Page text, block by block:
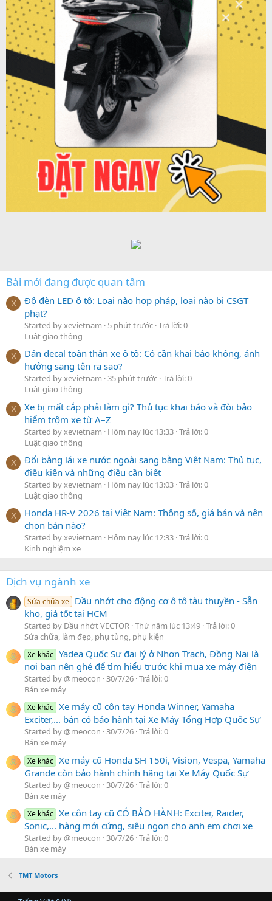
Bài mới đang được quan tâm
X
Độ đèn LED ô tô: Loại nào hợp pháp, loại nào bị CSGT
phạt?
Started by xevietnam 5 phút trước Trả lời: 0
Luật giao thông
X
Dán decal toàn thân xe ô tô: Có cần khai báo không, ảnh
hưởng sang tên ra sao?
Started by xevietnam 35 phút trước Trả lời: 0
Luật giao thông
X
Xe bị mất cắp phải làm gì? Thủ tục khai báo và đòi bảo
hiểm trộm xe từ A–Z
Started by xevietnam Hôm nay lúc 13:33 Trả lời: 0
Luật giao thông
X
Đổi bằng lái xe nước ngoài sang bằng Việt Nam: Thủ tục,
điều kiện và những điều cần biết
Started by xevietnam Hôm nay lúc 13:03 Trả lời: 0
Luật giao thông
X
Honda HR-V 2026 tại Việt Nam: Thông số, giá bán và nên
chọn bản nào?
Started by xevietnam Hôm nay lúc 12:33 Trả lời: 0
Kinh nghiệm xe
Dịch vụ ngành xe
Sửa chữa xe Dầu nhớt cho động cơ ô tô tàu thuyền - Sẵn
kho, giá tốt tại HCM
Started by Dầu nhớt VECTOR Thứ năm lúc 13:49 Trả lời: 0
Sửa chữa, làm đẹp, phụ tùng, phụ kiện
Xe khác Yadea Quốc Sự đại lý ở Nhơn Trạch, Đồng Nai là
nơi bạn nên ghé để tìm hiểu trước khi mua xe máy điện
Started by @meocon 30/7/26 Trả lời: 0
Bán xe máy
Xe khác Xe máy cũ côn tay Honda Winner, Yamaha
Exciter,... bán có bảo hành tại Xe Máy Tổng Hợp Quốc Sự
Started by @meocon 30/7/26 Trả lời: 0
Bán xe máy
Xe khác Xe máy cũ Honda SH 150i, Vision, Vespa, Yamaha
Grande còn bảo hành chính hãng tại Xe Máy Quốc Sự
Started by @meocon 30/7/26 Trả lời: 0
Bán xe máy
Xe khác Xe côn tay cũ CÓ BẢO HÀNH: Exciter, Raider,
Sonic,... hàng mới cứng, siêu ngon cho anh em chơi xe
Started by @meocon 30/7/26 Trả lời: 0
Bán xe máy
TMT Motors